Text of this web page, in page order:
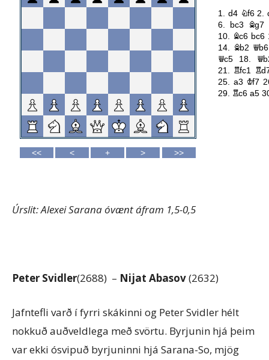
Úrslit: Alexei Sarana óvænt áfram 1,5-0,5
Peter Svidler(2688) – Nijat Abasov(2632)
Jafntefli varð í fyrri skákinni og Peter Svidler hélt
nokkuð auðveldlega með svörtu. Byrjunin hjá þeim
var ekki ósvipuð byrjuninni hjá Sarana-So, mjög